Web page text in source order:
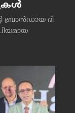
ബ്രാൻഡായ ദി